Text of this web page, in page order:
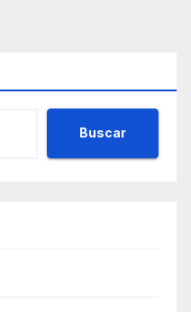
Buscar